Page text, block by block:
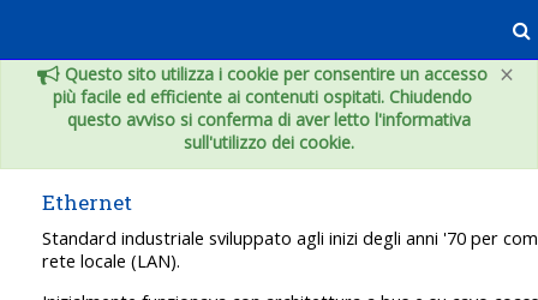
×
Questo sito utilizza i cookie per consentire un accesso
più facile ed efficiente ai contenuti ospitati. Chiudendo
questo avviso si conferma di aver letto l'informativa
sull'utilizzo dei cookie.
Ethernet
Standard industriale sviluppato agli inizi degli anni '70 per
rete locale (LAN).